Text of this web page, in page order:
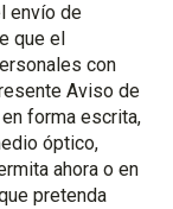
envío de
que el
con
Aviso de
forma escrita,
óptico,
ahora o en
pretenda